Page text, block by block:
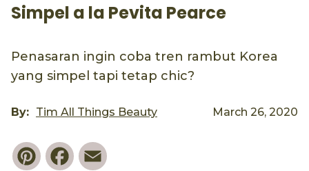
Simpel a la Pevita Pearce
Penasaran ingin coba tren rambut Korea
yang simpel tapi tetap chic?
By: Tim All Things Beauty March 26, 2020
PinterestFacebook